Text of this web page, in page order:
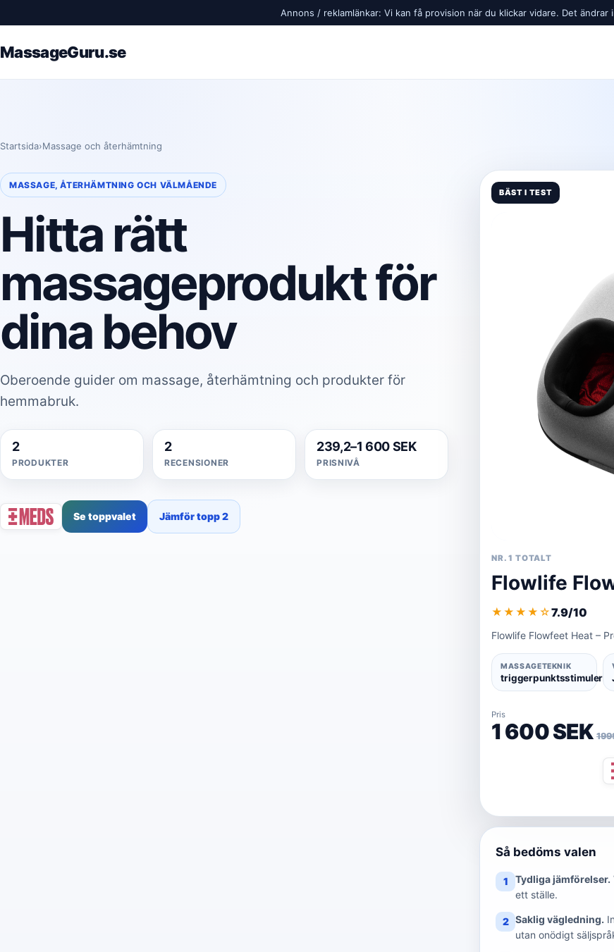
Annons / reklamlänkar: Vi kan få provision när du klickar vidare. Det ändrar
MassageGuru.se
Startsida›Massage och återhämtning
MASSAGE, ÅTERHÄMTNING OCH VÄLMÅENDE
Hitta rätt
massageprodukt för
dina behov
Oberoende guider om massage, återhämtning och produkter för
hemmabruk.
2
PRODUKTER
2
RECENSIONER
239,2–1 600 SEK
PRISNIVÅ
Se toppvalet Jämför topp 2
BÄST I TEST
NR. 1 TOTALT
Flowlife
★★★★ ☆7.9/10
Flowlife Flowfeet Heat –
MASSAGETEKNIK
Pris
1 600 SEK 1
Så bedöms valen
1 Tydliga jämförelser.
ett ställe.
2 Saklig vägledning.
utan onödigt